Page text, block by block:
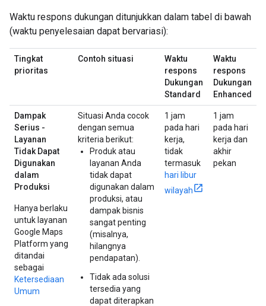
Waktu respons dukungan ditunjukkan dalam tabel di bawah
(waktu penyelesaian dapat bervariasi):
Tingkat
prioritas
Contoh situasi
Waktu
respons
Dukungan
Standard
Waktu
respons
Dukungan
Enhanced
Dampak
Serius -
Layanan
Tidak Dapat
Digunakan
dalam
Produksi
Hanya berlaku
untuk layanan
Google Maps
Platform yang
ditandai
sebagai
Ketersediaan
Umum
Situasi Anda cocok
dengan semua
kriteria berikut:
Produk atau
layanan Anda
tidak dapat
digunakan dalam
produksi, atau
dampak bisnis
sangat penting
(misalnya,
hilangnya
pendapatan).
Tidak ada solusi
tersedia yang
dapat diterapkan
1 jam
pada hari
kerja,
tidak
termasuk
hari libur
wilayah
1 jam
pada hari
kerja dan
akhir
pekan